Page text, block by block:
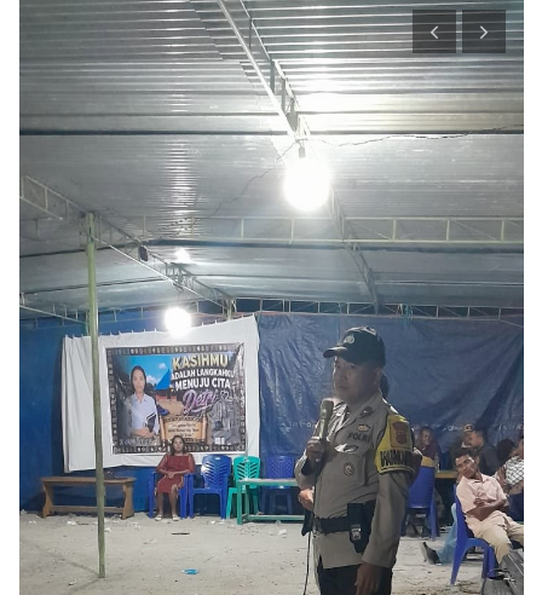
Mitra Polisi